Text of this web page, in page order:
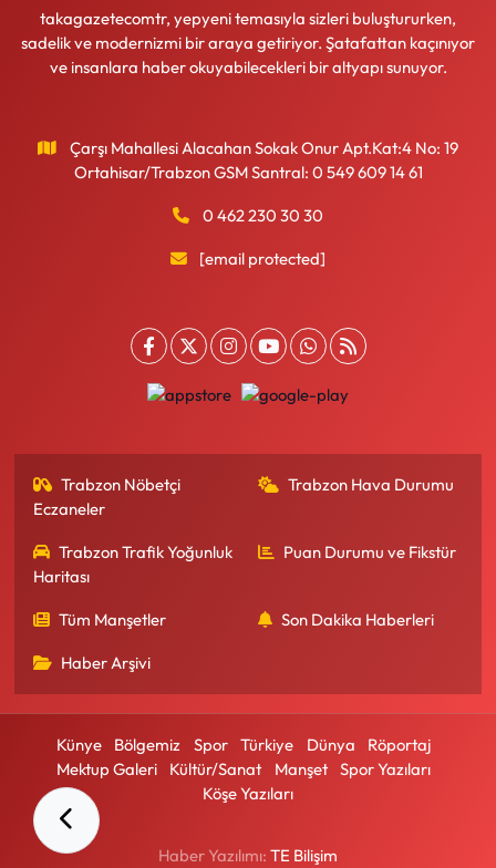
takagazetecomtr, yepyeni temasıyla sizleri buluştururken,
sadelik ve modernizmi bir araya getiriyor. Şatafattan kaçınıyor
ve insanlara haber okuyabilecekleri bir altyapı sunuyor.
Çarşı Mahallesi Alacahan Sokak Onur Apt.Kat:4 No: 19
Ortahisar/Trabzon GSM Santral: 0 549 609 14 61
0 462 230 30 30
[email protected]
Trabzon Nöbetçi
Eczaneler
Trabzon Hava Durumu
Trabzon Trafik Yoğunluk
Haritası
Puan Durumu ve Fikstür
Tüm Manşetler Son Dakika Haberleri
Haber Arşivi
Künye Bölgemiz Spor Türkiye Dünya
Röportaj
Mektup Galeri
Kültür/Sanat Manşet
Spor Yazıları
Köşe Yazıları
Haber Yazılımı: TE Bilişim